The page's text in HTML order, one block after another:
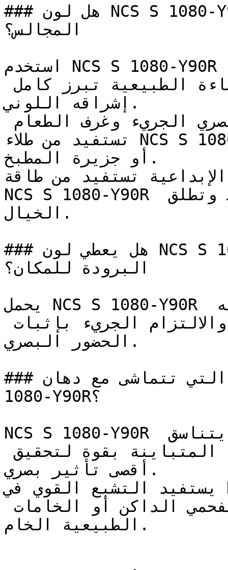
### هل لون NCS S 1080-Y90R مناسب لغرف النوم أو
المجالس؟
استخدم NCS S 1080-Y90R في الغرف المضاءة جيداً
إشراقه اللوني.
تستفيد من طلاء NCS S 1080-Y90R على الخزائن السفلية
أو جزيرة المطبخ.
تستفيد من طاقة
NCS S 1080-Y90R الإيجابية التي تحفز النشاط وتطلق
الخيال.
### هل يعطي لون NCS S 1080-Y90R إحساساً بالدفء أم
البرودة للمكان؟
يحمل NCS S 1080-Y90R شحنة عاطفية قوية — فكثافته
الحضور البصري.
### ما هي تدرجات الألوان التي تتماشى مع دهان NCS S
1080-Y90R؟
NCS S 1080-Y90R هو لون مشبع وعالي الكثافة، يتناسق
أقصى تأثير بصري.
يستفيد التشبع القوي في NCS S 1080-Y90R من التأثير
الطبيعية الخام.